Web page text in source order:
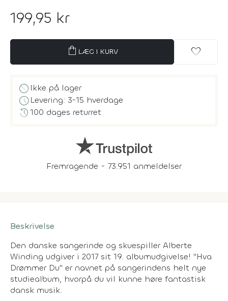
199,95 kr
shopping_bag LÆG I KURV favorite
block Ikke på lager
scheduleLevering: 3-15 hverdage
history100 dages returret
Fremragende - 73.951 anmeldelser
Beskrivelse
Den danske sangerinde og skuespiller Alberte
Winding udgiver i 2017 sit 19. albumudgivelse! "Hva
Drømmer Du" er navnet på sangerindens helt nye
studiealbum, hvorpå du vil kunne høre fantastisk
dansk musik.